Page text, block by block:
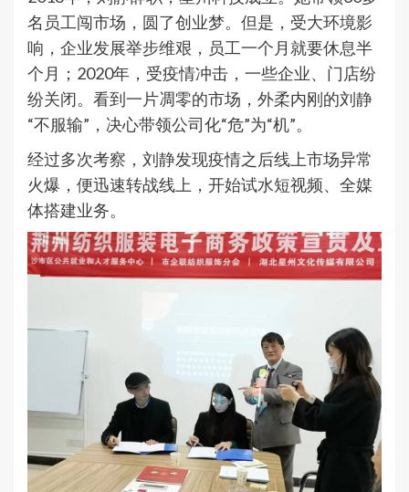
名员工闯市场，圆了创业梦。但是，受大环境影
响，企业发展举步维艰，员工一个月就要休息半
个月；2020年，受疫情冲击，一些企业、门店纷
纷关闭。看到一片凋零的市场，外柔内刚的刘静
“不服输”，决心带领公司化“危”为“机”。
经过多次考察，刘静发现疫情之后线上市场异常
火爆，便迅速转战线上，开始试水短视频、全媒
体搭建业务。